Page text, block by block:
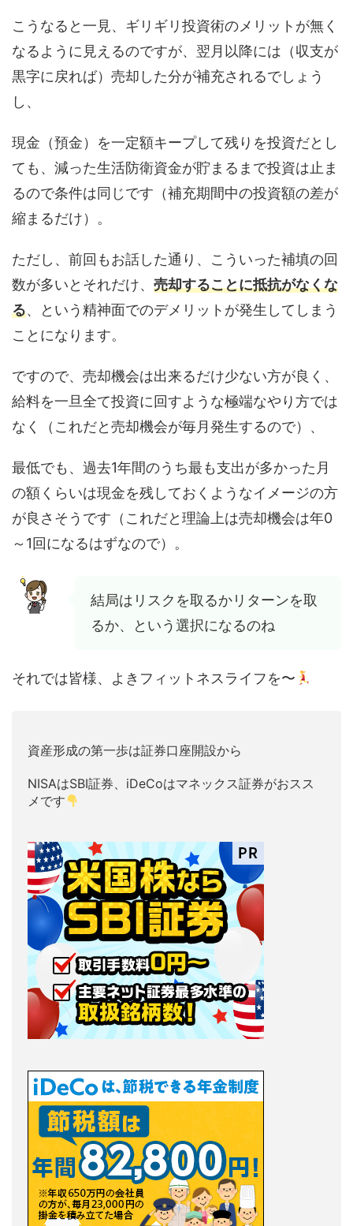
こうなると一見、ギリギリ投資術のメリットが無く
なるように見えるのですが、翌月以降には（収支が
黒字に戻れば）売却した分が補充されるでしょう
し、
現金（預金）を一定額キープして残りを投資だとし
ても、減った生活防衛資金が貯まるまで投資は止ま
るので条件は同じです（補充期間中の投資額の差が
縮まるだけ）。
ただし、前回もお話した通り、こういった補填の回
数が多いとそれだけ、 売却することに抵抗がなくな
る、という精神面でのデメリットが発生してしまう
ことになります。
ですので、売却機会は出来るだけ少ない方が良く、
給料を一旦全て投資に回すような極端なやり方では
なく（これだと売却機会が毎月発生するので）、
最低でも、過去1年間のうち最も支出が多かった月
の額くらいは現金を残しておくようなイメージの方
が良さそうです（これだと理論上は売却機会は年0
～1回になるはずなので）。
結局はリスクを取るかリターンを取
るか、という選択になるのね
それでは皆様、よきフィットネスライフを〜
資産形成の第一歩は証券口座開設から
NISAはSBI証券、iDeCoはマネックス証券がおスス
メです